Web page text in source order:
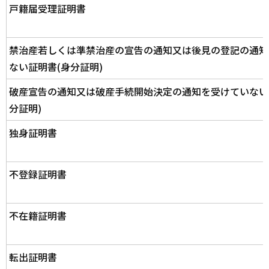
戸籍届受理証明書
禁治産若しくは準禁治産の宣告の通知又は後見の登記の通
ない証明書(身分証明)
破産宣告の通知又は破産手続開始決定の通知を受けていな
分証明)
独身証明書
不登録証明書
不在籍証明書
転出証明書